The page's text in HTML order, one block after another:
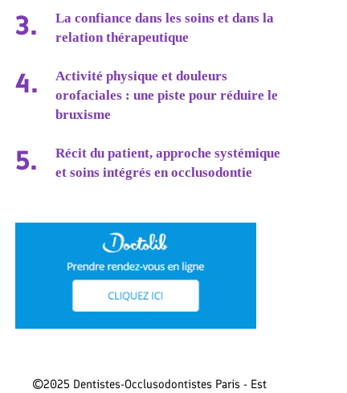
La confiance dans les soins et dans la
relation thérapeutique
Activité physique et douleurs
orofaciales : une piste pour réduire le
bruxisme
Récit du patient, approche systémique
et soins intégrés en occlusodontie
©2025 Dentistes-Occlusodontistes Paris - Est